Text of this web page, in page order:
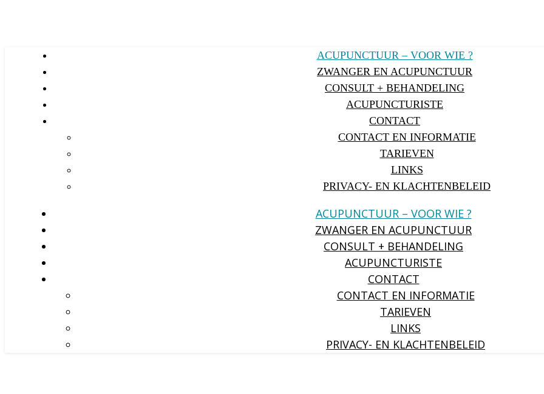
ACUPUNCTUUR – VOOR WIE ?
ZWANGER EN ACUPUNCTUUR
CONSULT + BEHANDELING
ACUPUNCTURISTE
CONTACT
CONTACT EN INFORMATIE
TARIEVEN
LINKS
PRIVACY- EN KLACHTENBELEID
ACUPUNCTUUR – VOOR WIE ?
ZWANGER EN ACUPUNCTUUR
CONSULT + BEHANDELING
ACUPUNCTURISTE
CONTACT
CONTACT EN INFORMATIE
TARIEVEN
LINKS
PRIVACY- EN KLACHTENBELEID